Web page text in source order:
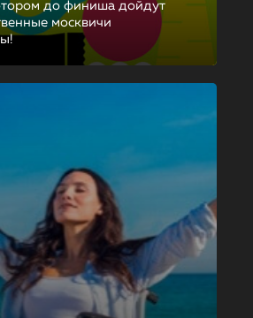
до финиша дойдут
москвичи